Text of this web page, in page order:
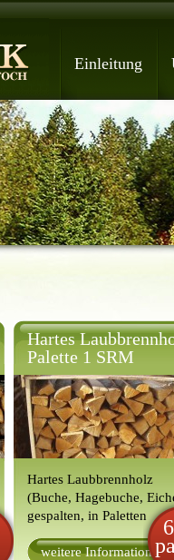
Einleitung
Hartes
Palette 1 SRM
Hartes Laubbrennholz
(Buche, Hagebuche,
gespalten, in Paletten
weitere Informationen